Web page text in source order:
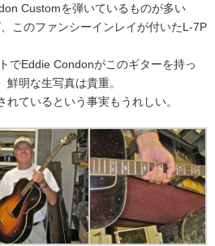
Customを弾いているものが多い
このファンシーインレイが付いたL-7P
でEddie Condonがこのギターを持っ
明な生写真は貴重。
ているという事実もうれしい。